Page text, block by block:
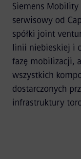
Siemens Mobility
serwisowy od
spółki joint
linii niebieskiej i
fazę mobilizacji,
wszystkich
dostarczonych
infrastruktury